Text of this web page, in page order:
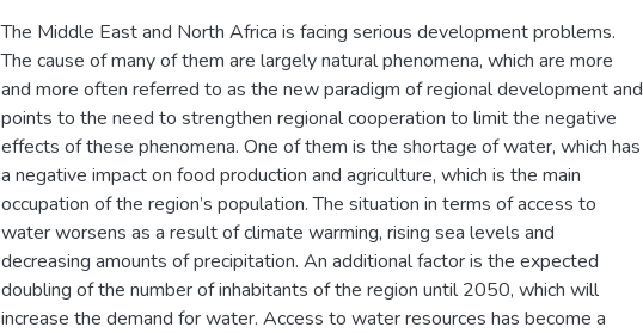
The Middle East and North Africa is facing serious development problems.
The cause of many of them are largely natural phenomena, which are more
and more often referred to as the new paradigm of regional development and
points to the need to strengthen regional cooperation to limit the negative
effects of these phenomena. One of them is the shortage of water, which has
a negative impact on food production and agriculture, which is the main
occupation of the region’s population. The situation in terms of access to
water worsens as a result of climate warming, rising sea levels and
decreasing amounts of precipitation. An additional factor is the expected
doubling of the number of inhabitants of the region until 2050, which will
increase the demand for water. Access to water resources has become a